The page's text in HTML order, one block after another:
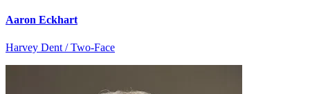
Aaron Eckhart
Harvey Dent / Two-Face